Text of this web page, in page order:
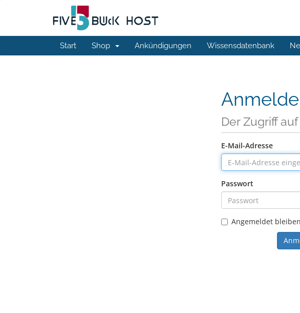
Start Shop Ankündigungen Wissensdatenbank
Der Zugriff
E-Mail-Adresse
Passwort
Angemeldet bleiben